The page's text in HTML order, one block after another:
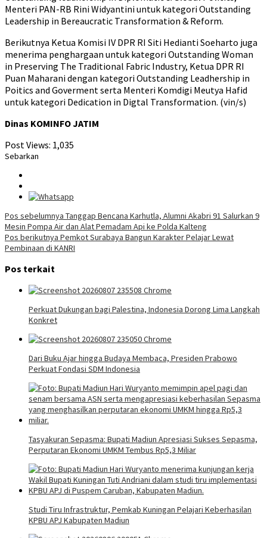
Menteri PAN-RB Rini Widyantini untuk kategori Outstanding
Leadership in Bereaucratic Transformation & Reform.
Berikutnya Ketua Komisi IV DPR RI Siti Hedianti Soeharto juga
menerima penghargaan untuk kategori Outstanding Woman
in Preserving The Traditional Fabric Industry, Ketua DPR RI
Puan Maharani dengan kategori Outstanding Leadhership in
Poitics and Goverment serta Menteri Komdigi Meutya Hafid
untuk kategori Dedication in Digtal Transformation. (vin/s)
Dinas KOMINFO JATIM
Post Views: 1,035
Sebarkan
Navigasi
pos
Pos sebelumnya Tanggap Bencana Karhutla, Alumni Akabri 91 Salurkan 9
Mesin Pompa Air dan Alat Pemadam Api ke Polda Kalteng
Pos berikutnya Pemkot Surabaya Bangun Karakter Pelajar Lewat
Pembinaan di KANRI
Pos terkait
Perkuat Dukungan bagi Palestina, Indonesia Dorong Lima Langkah
Konkret
Dari Buku Ajar hingga Budaya Membaca, Presiden Prabowo
Perkuat Fondasi SDM Indonesia
Tasyakuran Sepasma: Bupati Madiun Apresiasi Sukses Sepasma,
Perputaran Ekonomi UMKM Tembus Rp5,3 Miliar
Studi Tiru Infrastruktur, Pemkab Kuningan Pelajari Keberhasilan
KPBU APJ Kabupaten Madiun